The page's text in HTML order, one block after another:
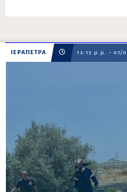
ΙΕΡΑΠΕΤΡΑ 12:15 μ.μ. - 07/